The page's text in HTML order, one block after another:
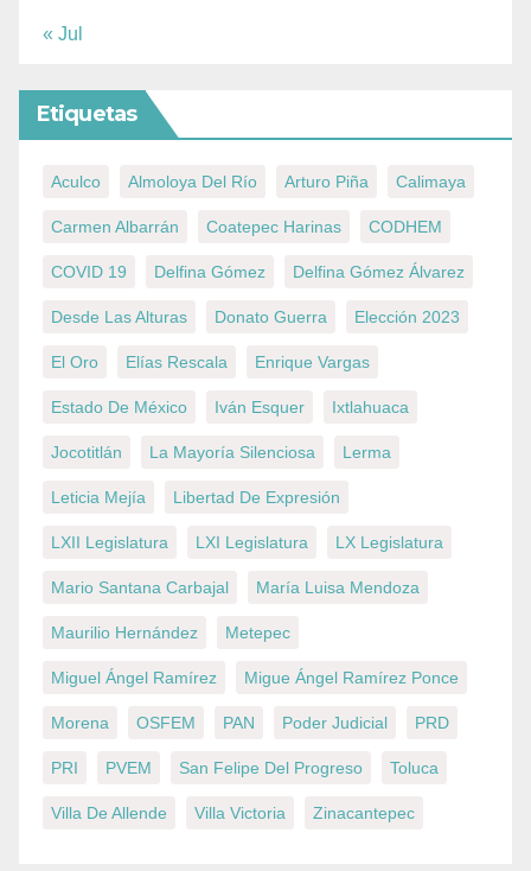
« Jul
Etiquetas
Aculco Almoloya Del Río Arturo Piña Calimaya
Carmen Albarrán Coatepec Harinas CODHEM
COVID 19 Delfina Gómez Delfina Gómez Álvarez
Desde Las Alturas Donato Guerra Elección 2023
El Oro Elías Rescala Enrique Vargas
Estado De México Iván Esquer Ixtlahuaca
Jocotitlán La Mayoría Silenciosa Lerma
Leticia Mejía Libertad De Expresión
LXII Legislatura LXI Legislatura LX Legislatura
Mario Santana Carbajal María Luisa Mendoza
Maurilio Hernández Metepec
Miguel Ángel Ramírez Migue Ángel Ramírez Ponce
Morena OSFEM PAN Poder Judicial PRD
PRI PVEM San Felipe Del Progreso Toluca
Villa De Allende Villa Victoria Zinacantepec